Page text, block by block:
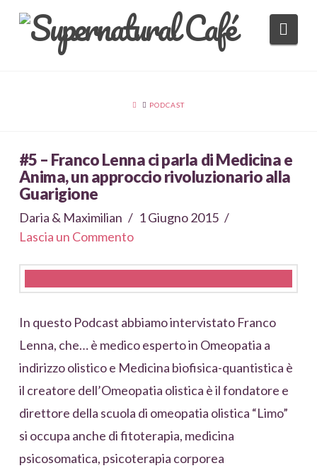
HOMEPODCAST
#5 – Franco Lenna ci parla di Medicina e
Anima, un approccio rivoluzionario alla
Guarigione
Daria & Maximilian
1 Giugno 2015
Lascia un Commento
In questo Podcast abbiamo intervistato Franco
Lenna, che… è medico esperto in Omeopatia a
indirizzo olistico e Medicina biofisica-quantistica è
il creatore dell’Omeopatia olistica è il fondatore e
direttore della scuola di omeopatia olistica “Limo”
si occupa anche di fitoterapia, medicina
psicosomatica, psicoterapia corporea